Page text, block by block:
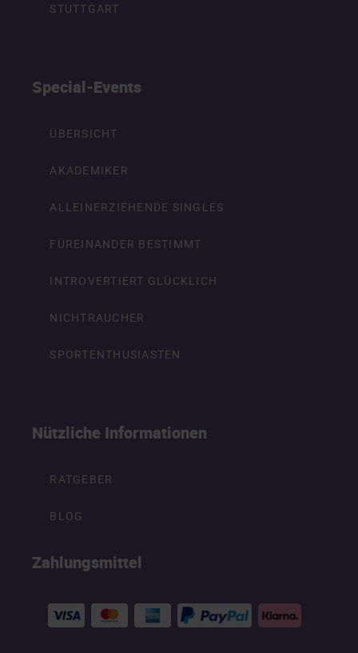
STUTTGART
Special-Events
ÜBERSICHT
AKADEMIKER
ALLEINERZIEHENDE SINGLES
FÜREINANDER BESTIMMT
INTROVERTIERT GLÜCKLICH
NICHTRAUCHER
SPORTENTHUSIASTEN
Nützliche Informationen
RATGEBER
BLOG
Zahlungsmittel